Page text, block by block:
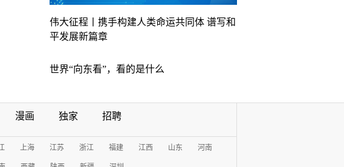
伟大征程丨携手构建人类命运共同体 谱写和
平发展新篇章
世界“向东看”，看的是什么
漫画 独家 招聘
上海 江苏 浙江 福建 江西 山东 河南